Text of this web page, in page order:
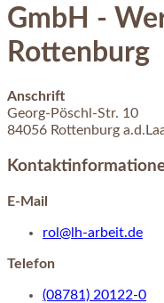
GmbH -
Rottenburg
Anschrift
Georg-Pöschl-Str. 10
84056 Rottenburg
E-Mail
rol@lh-arbeit.de
Telefon
(08781) 20122-0